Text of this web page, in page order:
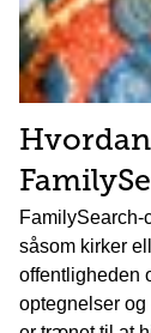
FamilySearch-
såsom kirker
offentligheden
optegnelser